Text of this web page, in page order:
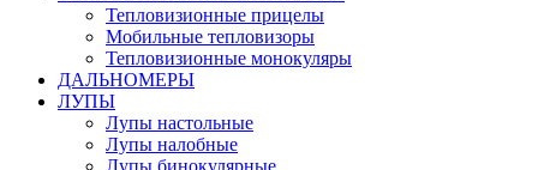
Тепловизионные прицелы
Мобильные тепловизоры
Тепловизионные монокуляры
ДАЛЬНОМЕРЫ
ЛУПЫ
Лупы настольные
Лупы налобные
Лупы бинокулярные